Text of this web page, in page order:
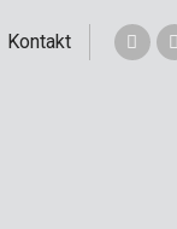
Kontakt